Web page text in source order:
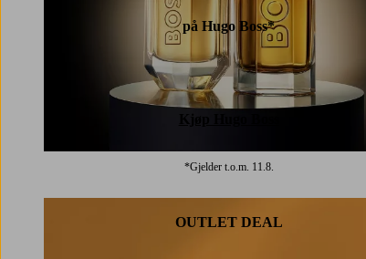
på Hugo Boss*
*Gjelder t.o.m. 11.8.
OUTLET DEAL